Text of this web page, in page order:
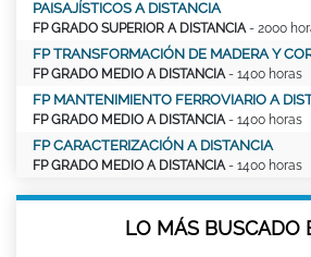
PAISAJÍSTICOS A DISTANCIA
FP GRADO SUPERIOR A DISTANCIA- 2000
FP TRANSFORMACIÓN DE MADERA Y
FP GRADO MEDIO A DISTANCIA- 1400 horas
FP MANTENIMIENTO FERROVIARIO A
FP GRADO MEDIO A DISTANCIA- 1400 horas
FP CARACTERIZACIÓN A DISTANCIA
FP GRADO MEDIO A DISTANCIA- 1400 horas
LO MÁS BUSCADO